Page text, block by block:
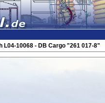
L04-10068 - DB Cargo "261 017-8"